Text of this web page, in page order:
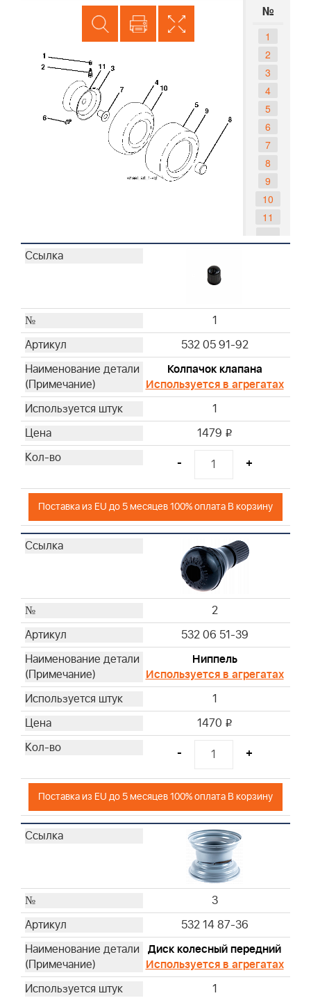
№
1
2
3
4
5
6
7
8
9
10
11
- -
1
532 05 91-92
Колпачок клапана
Используется в агрегатах
1
1479 i
- +
Поставка из EU до 5 месяцев 100% оплата В корзину
2
532 06 51-39
Ниппель
Используется в агрегатах
1
1470 i
- +
Поставка из EU до 5 месяцев 100% оплата В корзину
3
532 14 87-36
Диск колесный передний
Используется в агрегатах
1